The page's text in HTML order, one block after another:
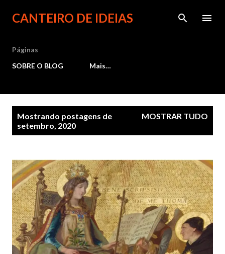
Pular para o conteúdo principal
CANTEIRO DE IDEIAS
Páginas
SOBRE O BLOG
Mais…
Mostrando postagens de
setembro, 2020
MOSTRAR TUDO